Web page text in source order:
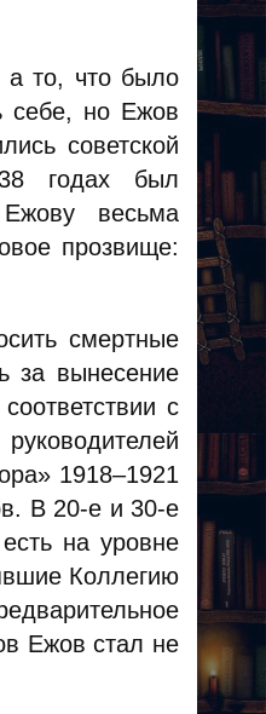
а то, что было
себе, но Ежов
советской
годах был
весьма
прозвище:
смертные
за вынесение
с
1918–1921
В 20-е и 30-е
на уровне
Коллегию
Ежов стал не